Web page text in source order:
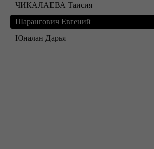
ЧИКАЛАЕВА Таисия
Шарангович Евгений
Юналан Дарья